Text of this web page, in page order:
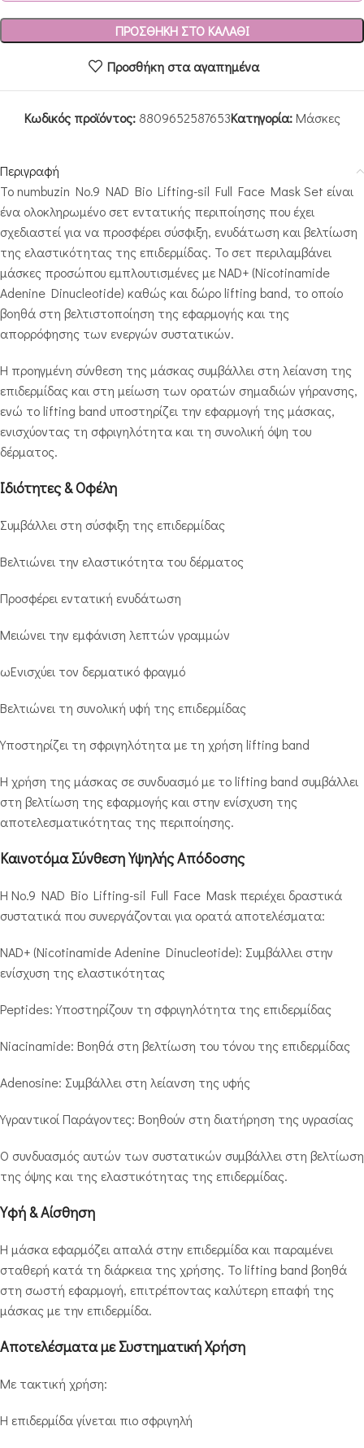
ΠΡΟΣΘΉΚΗ ΣΤΟ ΚΑΛΆΘΙ
Προσθήκη στα αγαπημένα
Κωδικός προϊόντος: 8809652587653Κατηγορία: Μάσκες
Περιγραφή
Το numbuzin No.9 NAD Bio Lifting-sil Full Face Mask Set είναι
ένα ολοκληρωμένο σετ εντατικής περιποίησης που έχει
σχεδιαστεί για να προσφέρει σύσφιξη, ενυδάτωση και βελτίωση
της ελαστικότητας της επιδερμίδας. Το σετ περιλαμβάνει
μάσκες προσώπου εμπλουτισμένες με NAD+ (Nicotinamide
Adenine Dinucleotide) καθώς και δώρο lifting band, το οποίο
βοηθά στη βελτιστοποίηση της εφαρμογής και της
απορρόφησης των ενεργών συστατικών.
Η προηγμένη σύνθεση της μάσκας συμβάλλει στη λείανση της
επιδερμίδας και στη μείωση των ορατών σημαδιών γήρανσης,
ενώ το lifting band υποστηρίζει την εφαρμογή της μάσκας,
ενισχύοντας τη σφριγηλότητα και τη συνολική όψη του
δέρματος.
Ιδιότητες & Οφέλη
Συμβάλλει στη σύσφιξη της επιδερμίδας
Βελτιώνει την ελαστικότητα του δέρματος
Προσφέρει εντατική ενυδάτωση
Μειώνει την εμφάνιση λεπτών γραμμών
ωΕνισχύει τον δερματικό φραγμό
Βελτιώνει τη συνολική υφή της επιδερμίδας
Υποστηρίζει τη σφριγηλότητα με τη χρήση lifting band
Η χρήση της μάσκας σε συνδυασμό με το lifting band συμβάλλει
στη βελτίωση της εφαρμογής και στην ενίσχυση της
αποτελεσματικότητας της περιποίησης.
Καινοτόμα Σύνθεση Υψηλής Απόδοσης
Η No.9 NAD Bio Lifting-sil Full Face Mask περιέχει δραστικά
συστατικά που συνεργάζονται για ορατά αποτελέσματα:
NAD+ (Nicotinamide Adenine Dinucleotide): Συμβάλλει στην
ενίσχυση της ελαστικότητας
Peptides: Υποστηρίζουν τη σφριγηλότητα της επιδερμίδας
Niacinamide: Βοηθά στη βελτίωση του τόνου της επιδερμίδας
Adenosine: Συμβάλλει στη λείανση της υφής
Υγραντικοί Παράγοντες: Βοηθούν στη διατήρηση της υγρασίας
Ο συνδυασμός αυτών των συστατικών συμβάλλει στη βελτίωση
της όψης και της ελαστικότητας της επιδερμίδας.
Υφή & Αίσθηση
Η μάσκα εφαρμόζει απαλά στην επιδερμίδα και παραμένει
σταθερή κατά τη διάρκεια της χρήσης. Το lifting band βοηθά
στη σωστή εφαρμογή, επιτρέποντας καλύτερη επαφή της
μάσκας με την επιδερμίδα.
Αποτελέσματα με Συστηματική Χρήση
Με τακτική χρήση:
Η επιδερμίδα γίνεται πιο σφριγηλή